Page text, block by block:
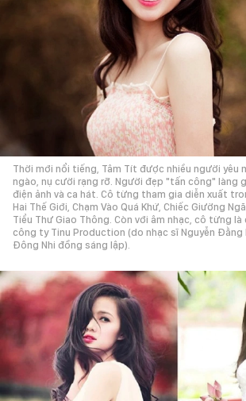
Thời mới nổi tiếng, Tâm Tít được nhiều người yêu
ngào, nụ cười rạng rỡ. Người đẹp "tấn công" làng
điện ảnh và ca hát. Cô từng tham gia diễn xuất
Hai Thế Giới, Chạm Vào Quá Khứ, Chiếc Giường
Tiểu Thư Giao Thông. Còn với âm nhạc, cô từng
công ty Tinu Production (do nhạc sĩ Nguyễn Đằng
Đông Nhi đồng sáng lập).